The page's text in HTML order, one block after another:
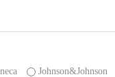
Johnson&Johnson